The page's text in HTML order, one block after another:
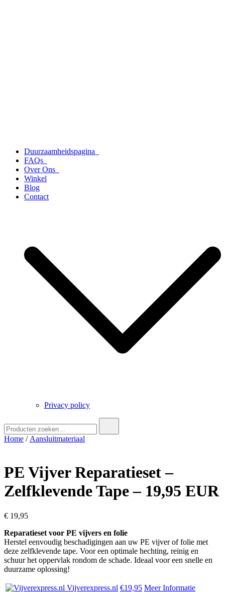
Duurzaamheidspagina
FAQs
Over Ons
Winkel
Blog
Contact
Privacy policy
naar:
Home / Aansluitmateriaal
PE Vijver Reparatieset –
Zelfklevende Tape – 19,95 EUR
€ 19,95
Reparatieset voor PE vijvers en folie
Herstel eenvoudig beschadigingen aan uw PE vijver of folie met
deze zelfklevende tape. Voor een optimale hechting, reinig en
schuur het oppervlak rondom de schade. Ideaal voor een snelle en
duurzame oplossing!
Vijverexpress.nl €19,95 Meer Informatie